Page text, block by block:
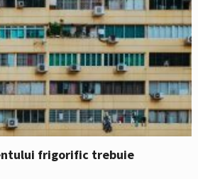
frigorific trebuie